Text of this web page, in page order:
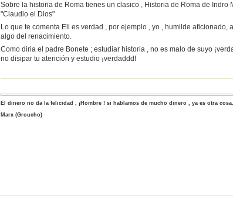
Sobre la historia de Roma tienes un clasico , Historia de Roma de
"Claudio el Dios"
Lo que te comenta Eli es verdad , por ejemplo , yo , humilde
algo del renacimiento.
Como diria el padre Bonete ; estudiar historia , no es malo de suyo
no disipar tu atención y estudio ¡verdaddd!
El dinero no da la felicidad , ¡Hombre ! si hablamos de mucho dinero , ya es otra cosa.
Marx (Groucho)